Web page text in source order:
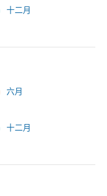
十二月
六月
十二月